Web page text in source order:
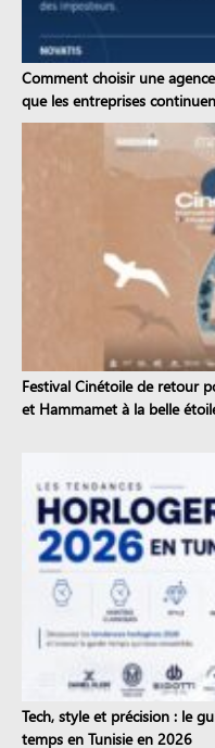
Comment choisir une
que les entreprises
Festival Cinétoile de retour
et Hammamet à la belle
Tech, style et précision : le
temps en Tunisie en 2026